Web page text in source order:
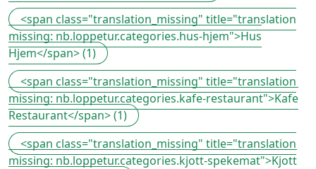
<span class="translation_missing" title="translation
missing: nb.loppetur.categories.hus-hjem">Hus
Hjem</span> (1)
<span class="translation_missing" title="translation
missing: nb.loppetur.categories.kafe-restaurant">Kafe
Restaurant</span> (1)
<span class="translation_missing" title="translation
missing: nb.loppetur.categories.kjott-spekemat">Kjott